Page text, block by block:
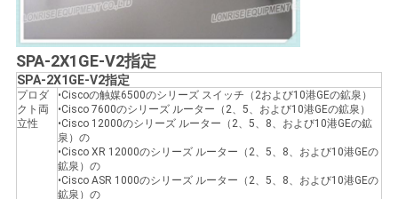
件
SITEMAP
プ
SPA-2X1GE-V2指定
SPA-2X1GE-V2指定
プロダ
クト両
立性
•Ciscoの触媒6500のシリーズ スイッチ（2および10港GEの鉱泉）
•Cisco 7600のシリーズ ルーター（2、5、および10港GEの鉱泉）
•Cisco 12000のシリーズ ルーター（2、5、8、および10港GEの鉱
泉）の
•Cisco XR 12000のシリーズ ルーター（2、5、8、および10港GEの
鉱泉）の
•Cisco ASR 1000のシリーズ ルーター（2、5、8、および10港GEの
鉱泉）の